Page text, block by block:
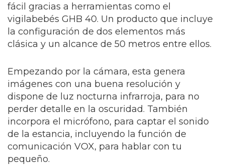
fácil gracias a herramientas como el
vigilabebés GHB 40. Un producto que incluye
la configuración de dos elementos más
clásica y un alcance de 50 metros entre ellos.
Empezando por la cámara, esta genera
imágenes con una buena resolución y
dispone de luz nocturna infrarroja, para no
perder detalle en la oscuridad. También
incorpora el micrófono, para captar el sonido
de la estancia, incluyendo la función de
comunicación VOX, para hablar con tu
pequeño.